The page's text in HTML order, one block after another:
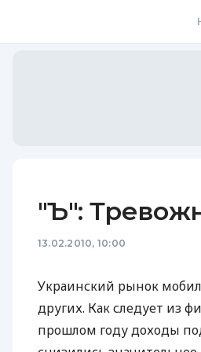
"Ъ":
13.02.2010, 10:00
Украинский рынок
других. Как следует из
прошлом году доходы